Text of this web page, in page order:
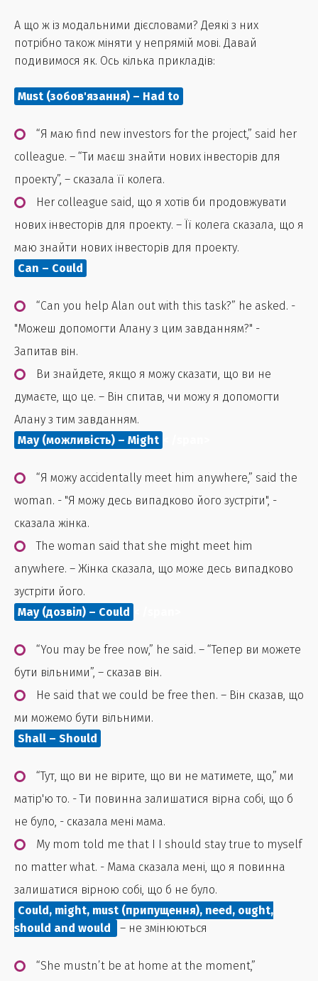
А що ж із модальними дієсловами? Деякі з них
потрібно також міняти у непрямій мові. Давай
подивимося як. Ось кілька прикладів:
Must (зобов'язання) – Had to
“Я маю find new investors for the project,” said her
colleague. – “Ти маєш знайти нових інвесторів для
проекту”, – сказала її колега.
Her colleague said, що я хотів би продовжувати
нових інвесторів для проекту. – Її колега сказала, що я
маю знайти нових інвесторів для проекту.
Can – Could
“Can you help Alan out with this task?” he asked. -
"Можеш допомогти Алану з цим завданням?" -
Запитав він.
Ви знайдете, якщо я можу сказати, що ви не
думаєте, що це. – Він спитав, чи можу я допомогти
Алану з тим завданням.
May (можливість) – Might
“Я можу accidentally meet him anywhere,” said the
woman. - "Я можу десь випадково його зустріти", -
сказала жінка.
The woman said that she might meet him
anywhere. – Жінка сказала, що може десь випадково
зустріти його.
May (дозвіл) – Could
“You may be free now,” he said. – “Тепер ви можете
бути вільними”, – сказав він.
He said that we could be free then. – Він сказав, що
ми можемо бути вільними.
Shall – Should
“Тут, що ви не вірите, що ви не матимете, що,” ми
матір'ю то. - Ти повинна залишатися вірна собі, що б
не було, - сказала мені мама.
My mom told me that I I should stay true to myself
no matter what. - Мама сказала мені, що я повинна
залишатися вірною собі, що б не було.
Сould, might, must (припущення), need, ought,
should and would
– не змінюються
“She mustn’t be at home at the moment,”